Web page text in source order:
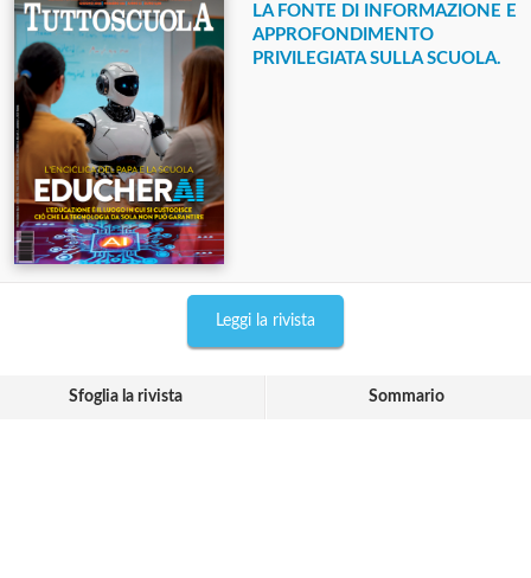
LA FONTE DI INFORMAZIONE E
APPROFONDIMENTO
PRIVILEGIATA SULLA SCUOLA.
Leggi la rivista
Sfoglia la rivista Sommario